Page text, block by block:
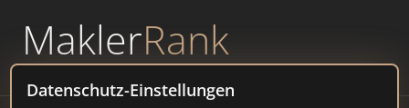
MaklerRank
powered byWAVEPOINT
Datenschutz-Einstellungen